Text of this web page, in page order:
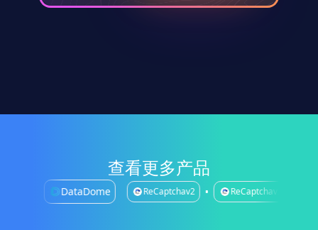
查看更多产品
DataDome ReCaptchav2 ReCaptchav3